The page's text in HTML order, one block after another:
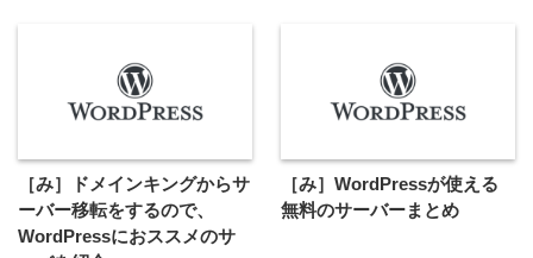
［み］ドメインキングからサ
ーバー移転をするので、
WordPressにおススメのサ
［み］WordPressが使える
無料のサーバーまとめ